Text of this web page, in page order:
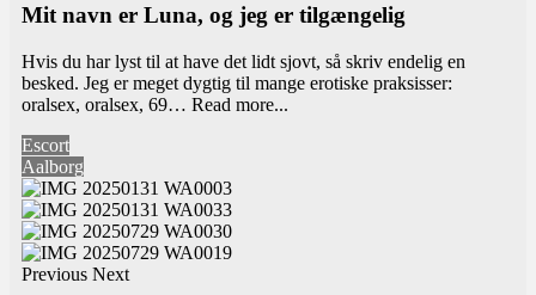
Mit navn er Luna, og jeg er tilgængelig
Hvis du har lyst til at have det lidt sjovt, så skriv endelig en
besked. Jeg er meget dygtig til mange erotiske praksisser:
oralsex, oralsex, 69… Read more...
Escort
Aalborg
Previous Next